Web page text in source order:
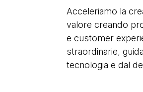
Acceleriamo la
valore creando
e customer
straordinarie,
tecnologia e dal